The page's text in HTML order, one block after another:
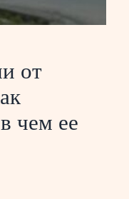
от
чем ее